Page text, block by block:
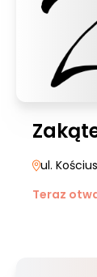
ul.
Teraz